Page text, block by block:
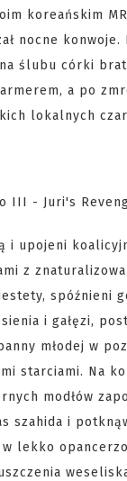
koreańskim
nocne konwoje.
ślubu córki
a po
lokalnych
i upojeni
z
spóźnieni
i gałęzi,
młodej w
starciami. Na
modłów
szahida i
lekko